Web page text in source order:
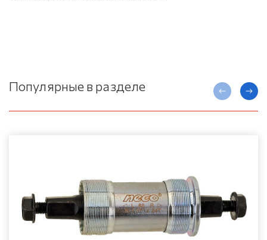
Популярные в разделе